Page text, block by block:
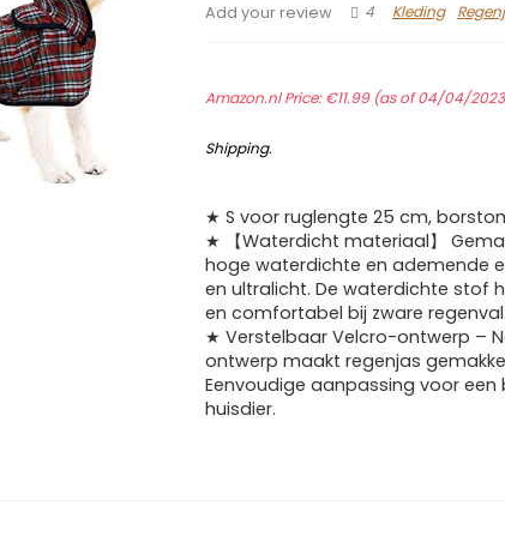
Add your review 4 Kleding
Amazon.nl Price:€11.99(as of 04/04/2023
Shipping.
★ S voor ruglengte 25 cm,
★ 【Waterdicht materiaal】
hoge waterdichte en ademende
en ultralicht. De waterdichte stof
en comfortabel bij zware regenval.
★ Verstelbaar Velcro-ontwerp –
ontwerp maakt regenjas
Eenvoudige aanpassing voor
huisdier.